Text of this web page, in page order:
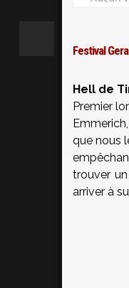
Festival
Hell de
Premier
que nous
trouver
arriver à